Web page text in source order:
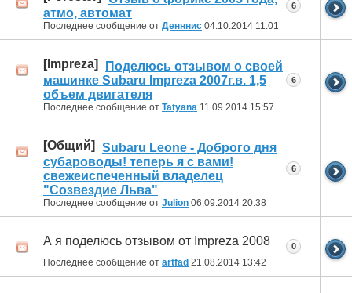
атмо, автомат
Последнее сообщение от Денннис 04.10.2014 11:01
6
[Impreza]
Поделюсь отзывом о своей
машинке Subaru Impreza 2007г.в. 1,5
объем двигателя
Последнее сообщение от Tatyana 11.09.2014 15:57
6
[Общий]
Subaru Leone - Доброго дня
субароводы! теперь я с вами!
свежеиспеченный владелец
"Созвездие Льва"
Последнее сообщение от Julion 06.09.2014 20:38
6
А я поделюсь отзывом от Impreza 2008
Последнее сообщение от artfad 21.08.2014 13:42
0